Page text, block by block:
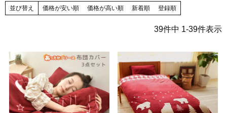
並び替え 価格が安い順 価格が高い順 新着順 登録順
39件中 1-39件表示